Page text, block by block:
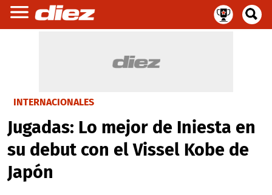
INTERNACIONALES
Jugadas: Lo mejor de Iniesta en
su debut con el Vissel Kobe de
Japón